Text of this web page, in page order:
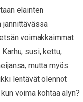
eläinten
jännittävässä
voimakkaimmat
susi, kettu,
mutta myös
lentävät olennot
voima kohtaa älyn?